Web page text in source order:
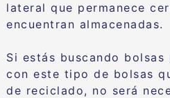
lateral que permanece
encuentran almacenadas.
Si estás buscando
con este tipo de bolsas
de reciclado, no será